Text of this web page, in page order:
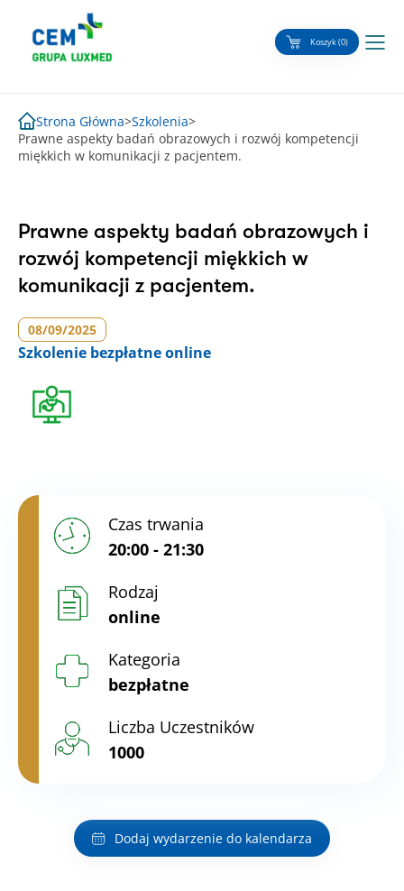
content
Koszyk (0)
Strona Główna>Szkolenia>
Prawne aspekty badań obrazowych i rozwój kompetencji
miękkich w komunikacji z pacjentem.
Prawne aspekty badań obrazowych i
rozwój kompetencji miękkich w
komunikacji z pacjentem.
08/09/2025
Szkolenie bezpłatne online
Czas trwania
20:00 - 21:30
Rodzaj
online
Kategoria
bezpłatne
Liczba Uczestników
1000
Dodaj wydarzenie do kalendarza